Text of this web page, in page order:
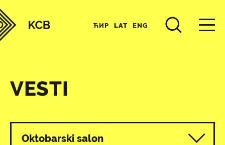
ЋИР LAT ENG
VESTI
Svi programi
Oktobarski salon